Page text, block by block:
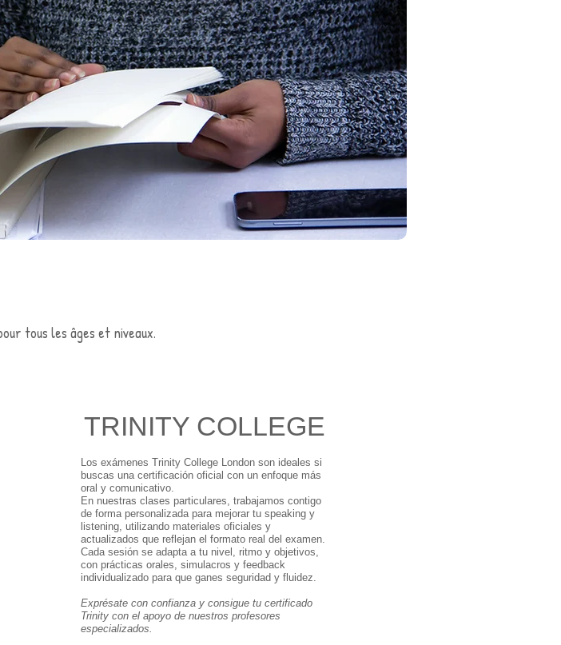
tous les âges et niveaux.
TRINITY COLLEGE
Los exámenes Trinity College London son ideales si
buscas una certificación oficial con un enfoque más
oral y comunicativo.
En nuestras clases particulares, trabajamos contigo
de forma personalizada para mejorar tu speaking y
listening, utilizando materiales oficiales y
actualizados que reflejan el formato real del examen.
Cada sesión se adapta a tu nivel, ritmo y objetivos,
con prácticas orales, simulacros y feedback
individualizado para que ganes seguridad y fluidez.
Exprésate con confianza y consigue tu certificado
Trinity con el apoyo de nuestros profesores
especializados.